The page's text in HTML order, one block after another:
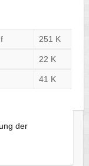
251 K
22 K
41 K
der